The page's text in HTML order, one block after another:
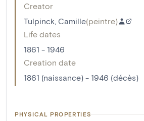
Creator
Tulpinck, Camille(peintre)
Life dates
1861 - 1946
Creation date
1861 (naissance) - 1946 (décès)
PHYSICAL PROPERTIES